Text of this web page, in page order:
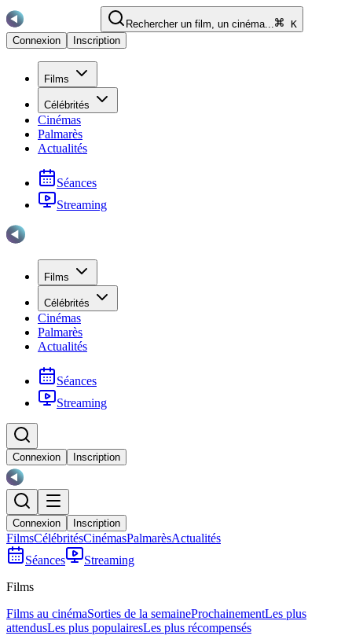
Rechercher un film, un cinéma...
K
Connexion
Inscription
Films
Célébrités
Cinémas
Palmarès
Actualités
Séances
Streaming
Films
Célébrités
Cinémas
Palmarès
Actualités
Séances
Streaming
Connexion Inscription
Connexion Inscription
FilmsCélébritésCinémasPalmarèsActualités
Séances
Streaming
Films
Films au cinémaSorties de la semaineProchainementLes plus
attendusLes plus populairesLes plus récompensés